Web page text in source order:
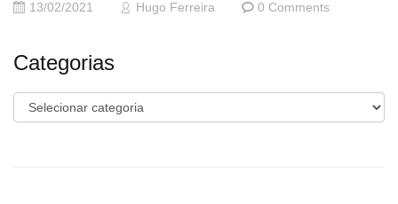
13/02/2021 Hugo Ferreira 0 Comments
Categorias
Categorias